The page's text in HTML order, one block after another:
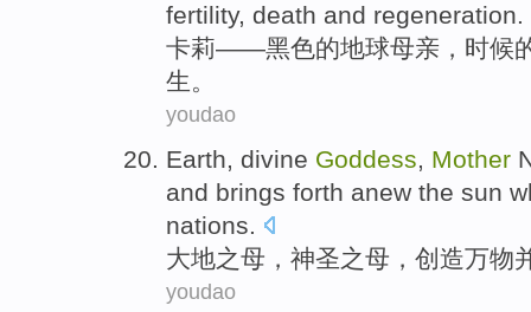
fertility, death and regeneration.
卡莉——黑色的地球母亲 ， 时候
生。
youdao
Earth, divine Goddess, Mother
and brings forth anew the sun
nations.
大地之母 ， 神圣之母， 创造万物
youdao